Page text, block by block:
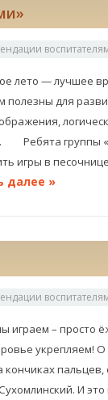
лето — лучшее
полезны для
Ребята группы
игры в
далее »
играем – просто
укрепляем!
кончиках пальцев,
И